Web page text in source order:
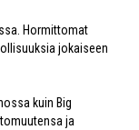
Hormittomat
jokaiseen
kuin Big
ja